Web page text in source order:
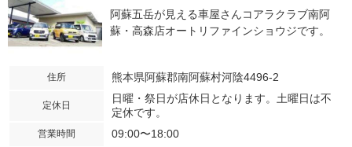
阿蘇五岳が見える車屋さんコアラクラブ南阿
蘇・高森店オートリファインショウジです。
住所 熊本県阿蘇郡南阿蘇村河陰4496-2
定休日
日曜・祭日が店休日となります。土曜日は不
定休です。
営業時間 09:00〜18:00